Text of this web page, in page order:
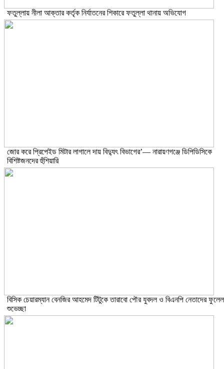
ফতুল্লায় নীলা আক্তার কর্তৃক নির্যাতনের শিকারে ফতুল্লা থানায় অভিযোগ
জোর করে প্রিপেইড মিটার লাগালে দায় বিদ্যুৎ বিভাগের’— নারায়ণগঞ্জে ডিপিডিসিকে
বিশিষ্টজনদের হুঁশিয়ারি
বিসিক চেয়ারম্যান বেনজির আহমেদ টিটুকে তারাবো পৌর যুবদল ও বিএনপি নেতাদের ফুলেল
শুভেচ্ছা